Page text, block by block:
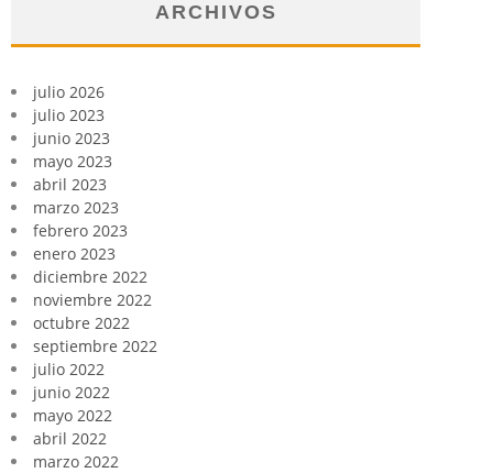
ARCHIVOS
julio 2026
julio 2023
junio 2023
mayo 2023
abril 2023
marzo 2023
febrero 2023
enero 2023
diciembre 2022
noviembre 2022
octubre 2022
septiembre 2022
julio 2022
junio 2022
mayo 2022
abril 2022
marzo 2022